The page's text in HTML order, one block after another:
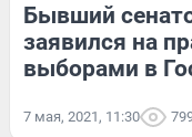
Бывший
заявился на
выборами в
7 мая, 2021, 11:30